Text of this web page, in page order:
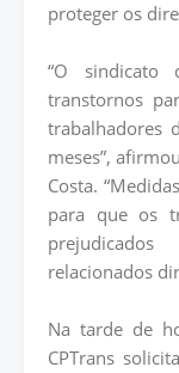
proteger os
“O sindicato
transtornos
trabalhadores
meses”,
Costa.
para que os
relacionados
Na tarde de
CPTrans